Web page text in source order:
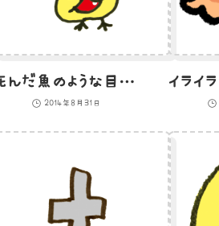
死んだ魚のような目でりんごを見つめるひよこのイラスト
2014年8月31日